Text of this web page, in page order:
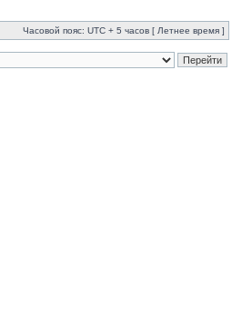
Часовой пояс: UTC + 5 часов [ Летнее время ]